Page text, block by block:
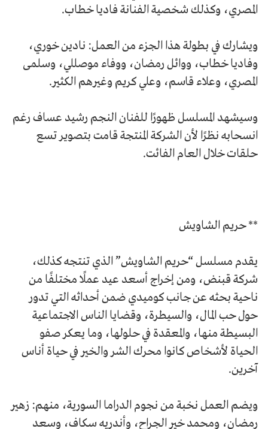
المصري، وكذلك شخصية الفنانة فاديا خطاب.
ويشارك في بطولة هذا الجزء من العمل: نادين خوري،
وفاديا خطاب، ووائل رمضان، ووفاء موصللي، وسلمى
المصري، وعلاء قاسم، وعلي كريم وغيرهم الكثير.
وسيشهد المسلسل ظهورًا للفنان النجم رشيد عساف رغم
انسحابه نظرًا لأن الشركة المنتجة قامت بتصوير تسع
حلقات خلال العام الفائت.
** حريم الشاويش
يقدم مسلسل “حريم الشاويش” الذي تنتجه كذلك،
شركة قبنض، ومن إخراج أسعد عيد عملًا مختلفًا من
ناحية بحثه عن جانب كوميدي ضمن أحداثه التي تدور
حول حب المال، والسيطرة، وقضايا الناس الاجتماعية
البسيطة منها، والمعقدة في حلولها، وما يعكر صفو
الحياة لأشخاص كانوا محرك الشر والخير في حياة أناس
آخرين.
ويضم العمل نخبة من نجوم الدراما السورية، منهم: زهير
رمضان، ومحمد خير الجراح، وأندريه سكاف، وسعد